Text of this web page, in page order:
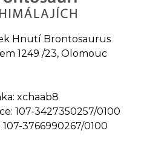
Hnutí Brontosaurus
1249 /23, Olomouc
xchaab8
107-3427350257/0100
3766990267/0100